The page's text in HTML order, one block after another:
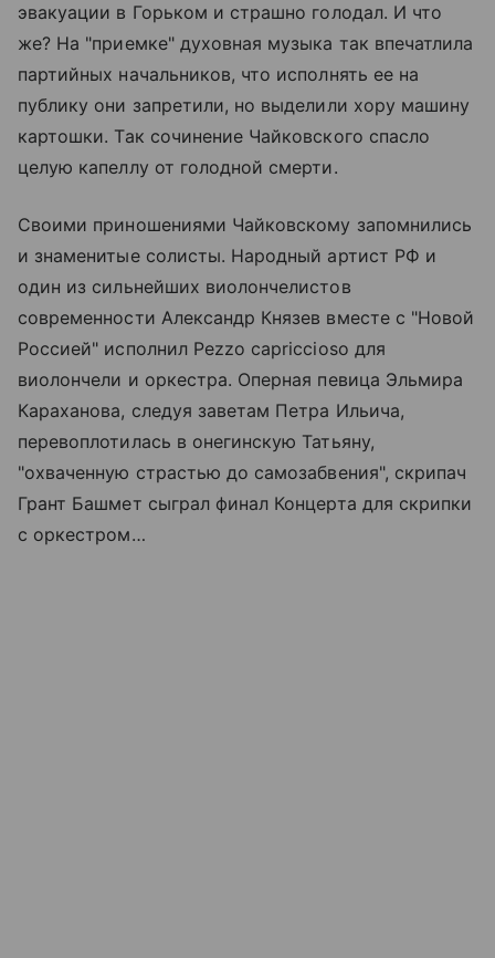
эвакуации в Горьком и страшно голодал. И что
же? На "приемке" духовная музыка так впечатлила
партийных начальников, что исполнять ее на
публику они запретили, но выделили хору машину
картошки. Так сочинение Чайковского спасло
целую капеллу от голодной смерти.
Своими приношениями Чайковскому запомнились
и знаменитые солисты. Народный артист РФ и
один из сильнейших виолончелистов
современности Александр Князев вместе с "Новой
Россией" исполнил Pezzo capriccioso для
виолончели и оркестра. Оперная певица Эльмира
Караханова, следуя заветам Петра Ильича,
перевоплотилась в онегинскую Татьяну,
"охваченную страстью до самозабвения", скрипач
Грант Башмет сыграл финал Концерта для скрипки
с оркестром…